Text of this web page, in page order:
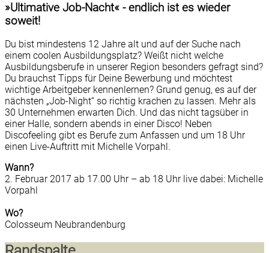
»Ultimative Job-Nacht« - endlich ist es wieder
soweit!
Du bist mindestens 12 Jahre alt und auf der Suche nach
einem coolen Ausbildungsplatz? Weißt nicht welche
Ausbildungsberufe in unserer Region besonders gefragt sind?
Du brauchst Tipps für Deine Bewerbung und möchtest
wichtige Arbeitgeber kennenlernen? Grund genug, es auf der
nächsten „Job-Night“ so richtig krachen zu lassen. Mehr als
30 Unternehmen erwarten Dich. Und das nicht tagsüber in
einer Halle, sondern abends in einer Disco! Neben
Discofeeling gibt es Berufe zum Anfassen und um 18 Uhr
einen Live-Auftritt mit Michelle Vorpahl.
Wann?
2. Februar 2017 ab 17.00 Uhr – ab 18 Uhr live dabei: Michelle
Vorpahl
Wo?
Colosseum Neubrandenburg